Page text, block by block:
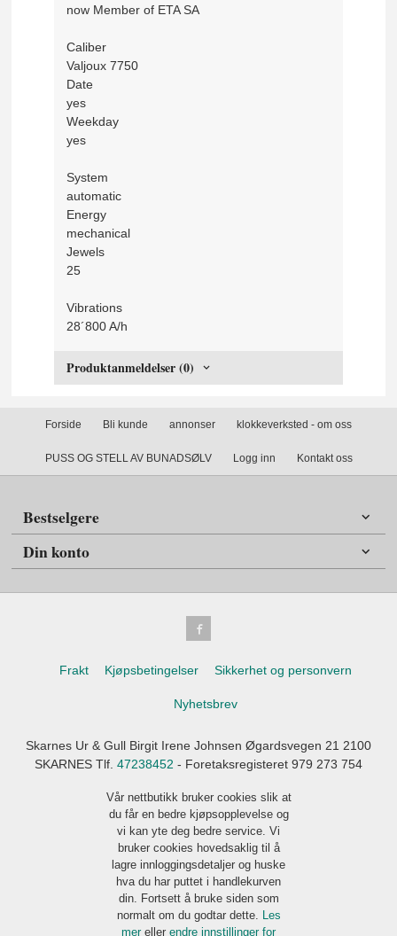
now Member of ETA SA
Caliber
Valjoux 7750
Date
yes
Weekday
yes
System
automatic
Energy
mechanical
Jewels
25
Vibrations
28´800 A/h
Produktanmeldelser (0)
Forside Bli kunde annonser klokkeverksted - om oss
PUSS OG STELL AV BUNADSØLV Logg inn Kontakt oss
Bestselgere
Din konto
Frakt Kjøpsbetingelser Sikkerhet og personvern
Nyhetsbrev
Skarnes Ur & Gull Birgit Irene Johnsen Øgardsvegen 21 2100
SKARNES Tlf. 47238452 - Foretaksregisteret 979 273 754
Vår nettbutikk bruker cookies slik at
du får en bedre kjøpsopplevelse og
vi kan yte deg bedre service. Vi
bruker cookies hovedsaklig til å
lagre innloggingsdetaljer og huske
hva du har puttet i handlekurven
din. Fortsett å bruke siden som
normalt om du godtar dette. Les
mer eller endre innstillinger for